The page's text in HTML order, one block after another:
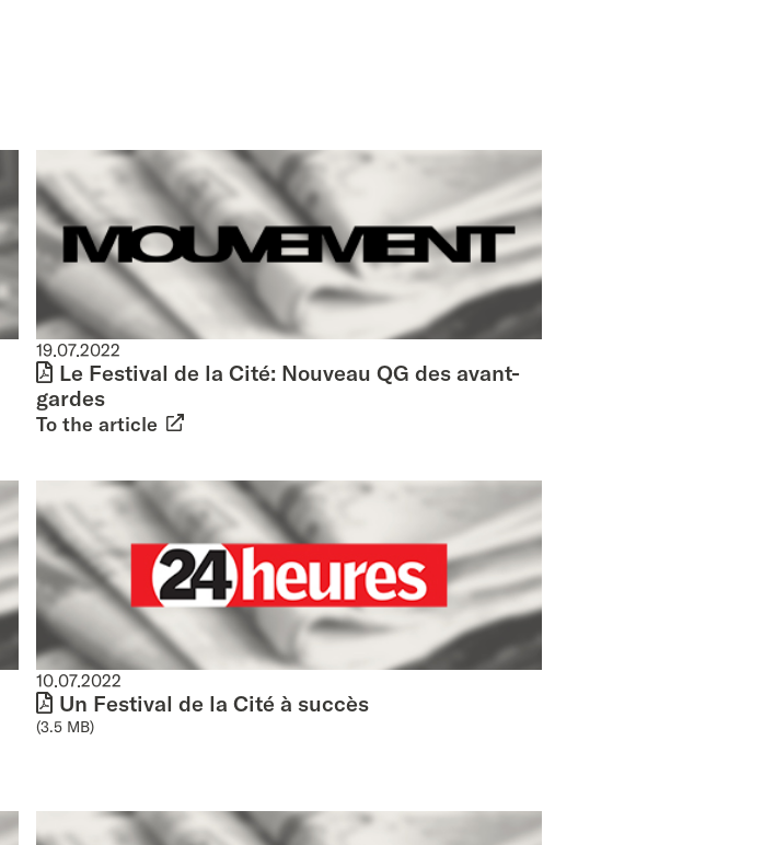
19.07.2022
Le Festival de la Cité: Nouveau QG des avant-
gardes
To the article
10.07.2022
Un Festival de la Cité à succès
(3.5 MB)